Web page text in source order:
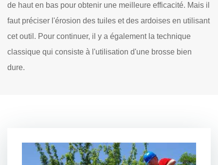
de haut en bas pour obtenir une meilleure efficacité. Mais il
faut préciser l'érosion des tuiles et des ardoises en utilisant
cet outil. Pour continuer, il y a également la technique
classique qui consiste à l'utilisation d'une brosse bien
dure.